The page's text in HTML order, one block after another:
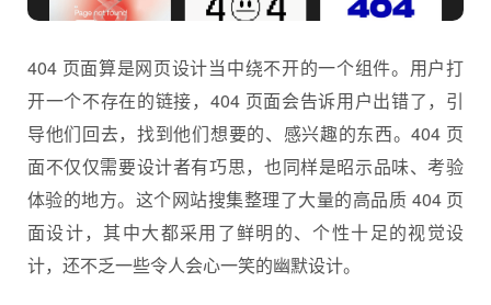
404 页面算是网页设计当中绕不开的一个组件。用户打
开一个不存在的链接，404 页面会告诉用户出错了，引
导他们回去，找到他们想要的、感兴趣的东西。404 页
面不仅仅需要设计者有巧思，也同样是昭示品味、考验
体验的地方。这个网站搜集整理了大量的高品质 404 页
面设计，其中大都采用了鲜明的、个性十足的视觉设
计，还不乏一些令人会心一笑的幽默设计。